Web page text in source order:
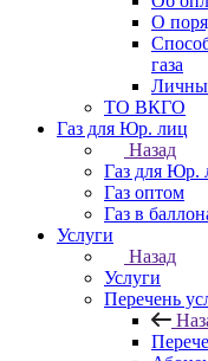
О
газа
ТО ВКГО
Газ для Юр. лиц
Назад
Газ для Юр.
Газ оптом
Газ в
Услуги
Назад
Услуги
Перечень